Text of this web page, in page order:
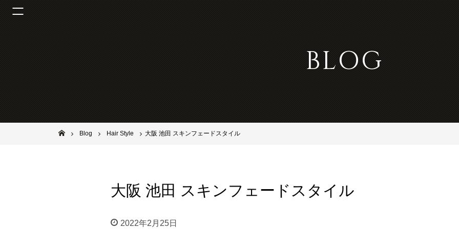
BLOG
池田市石橋の美容室ならヘアサロンSolana（ソラーナ）
Blog Hair Style 大阪 池田 スキンフェードスタイル
大阪 池田 スキンフェードスタイル
2022年2月25日